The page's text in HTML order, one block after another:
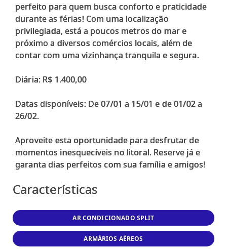
perfeito para quem busca conforto e praticidade
durante as férias! Com uma localização
privilegiada, está a poucos metros do mar e
próximo a diversos comércios locais, além de
contar com uma vizinhança tranquila e segura.
Diária: R$ 1.400,00
Datas disponíveis: De 07/01 a 15/01 e de 01/02 a
26/02.
Aproveite esta oportunidade para desfrutar de
momentos inesquecíveis no litoral. Reserve já e
Características
AR CONDICIONADO SPLIT
ARMÁRIOS AÉREOS